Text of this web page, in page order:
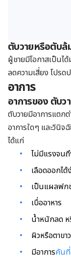
ตับวายหรือตับล้
ผู้ชายมีโอกาสเป็นไ
ลดความเสี่ยง โปร
อาการ
อาการของ ตับ
ตับวายมีอาการแตกต่
อาการใดๆ และวินิจ
ได้แก่
ไม่มีแรงจน
เลือดออกได้
เป็นแผลฟก
เบื่ออาหาร
น้ำหนักลด
ผิวหรือตาขา
มีอาการคัน